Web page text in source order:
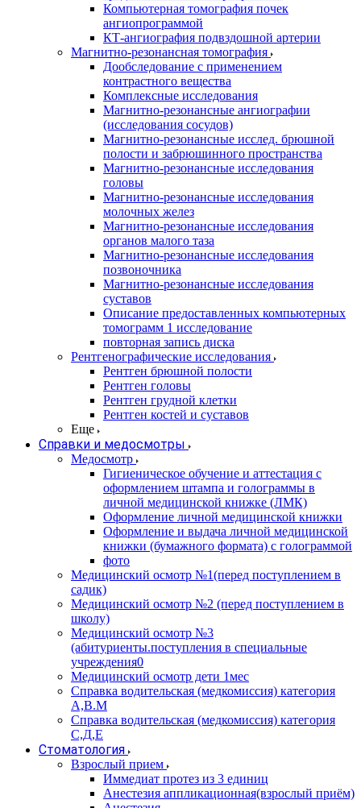
Компьютерная томография почек
ангиопрограммой
КТ-ангиография подвздошной артерии
Магнитно-резонансная томография
Дообследование с применением
контрастного вещества
Комплексные исследования
Магнитно-резонансные ангиографии
(исследования сосудов)
Магнитно-резонансные исслед. брюшной
полости и забрюшинного пространства
Магнитно-резонансные исследования
головы
Магнитно-резонансные исследования
молочных желез
Магнитно-резонансные исследования
органов малого таза
Магнитно-резонансные исследования
позвоночника
Магнитно-резонансные исследования
суставов
Описание предоставленных компьютерных
томограмм 1 исследование
повторная запись диска
Рентгенографические исследования
Рентген брюшной полости
Рентген головы
Рентген грудной клетки
Рентген костей и суставов
Еще
Справки и медосмотры
Медосмотр
Гигиеническое обучение и аттестация с
оформлением штампа и голограммы в
личной медицинской книжке (ЛМК)
Оформление личной медицинской книжки
Оформление и выдача личной медицинской
книжки (бумажного формата) с голограммой
фото
Медицинский осмотр №1(перед поступлением в
садик)
Медицинский осмотр №2 (перед поступлением в
школу)
Медицинский осмотр №3
(абитуриенты.поступления в специальные
учреждения0
Медицинский осмотр дети 1мес
Справка водительская (медкомиссия) категория
А,В.М
Справка водительская (медкомиссия) категория
С,Д,Е
Стоматология
Взрослый прием
Иммедиат протез из 3 единиц
Анестезия аппликационная(взрослый приём)